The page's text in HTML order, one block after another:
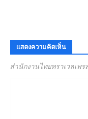
แสดงความคิดเห็น
สำนักงานไทยทราเวลเพร